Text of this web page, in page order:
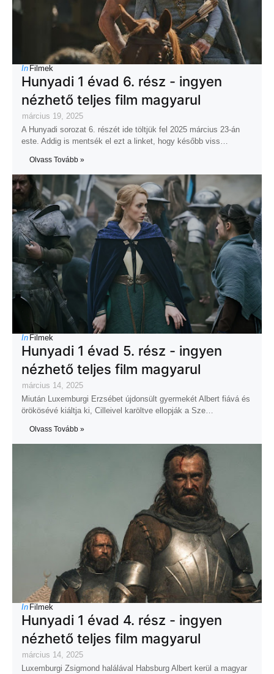
In Filmek
Hunyadi 1 évad 6. rész - ingyen
nézhető teljes film magyarul
március 19, 2025
A Hunyadi sorozat 6. részét ide töltjük fel 2025 március 23-án
este. Addig is mentsék el ezt a linket, hogy később viss…
Olvass Tovább »
In Filmek
Hunyadi 1 évad 5. rész - ingyen
nézhető teljes film magyarul
március 14, 2025
Miután Luxemburgi Erzsébet újdonsült gyermekét Albert fiává és
örökösévé kiáltja ki, Cilleivel karöltve ellopják a Sze…
Olvass Tovább »
In Filmek
Hunyadi 1 évad 4. rész - ingyen
nézhető teljes film magyarul
március 14, 2025
Luxemburgi Zsigmond halálával Habsburg Albert kerül a magyar